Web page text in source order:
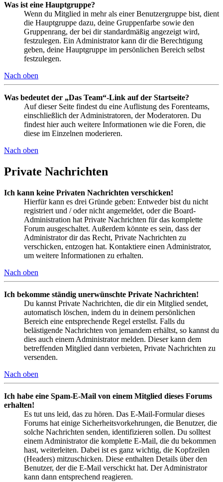
Was ist eine Hauptgruppe?
Wenn du Mitglied in mehr als einer Benutzergruppe bist, dient
die Hauptgruppe dazu, deine Gruppenfarbe sowie den
Gruppenrang, der bei dir standardmäßig angezeigt wird,
festzulegen. Ein Administrator kann dir die Berechtigung
geben, deine Hauptgruppe im persönlichen Bereich selbst
festzulegen.
Nach oben
Was bedeutet der „Das Team“-Link auf der Startseite?
Auf dieser Seite findest du eine Auflistung des Forenteams,
einschließlich der Administratoren, der Moderatoren. Du
findest hier auch weitere Informationen wie die Foren, die
diese im Einzelnen moderieren.
Nach oben
Private Nachrichten
Ich kann keine Privaten Nachrichten verschicken!
Hierfür kann es drei Gründe geben: Entweder bist du nicht
registriert und / oder nicht angemeldet, oder die Board-
Administration hat Private Nachrichten für das komplette
Forum ausgeschaltet. Außerdem könnte es sein, dass der
Administrator dir das Recht, Private Nachrichten zu
verschicken, entzogen hat. Kontaktiere einen Administrator,
um weitere Informationen zu erhalten.
Nach oben
Ich bekomme ständig unerwünschte Private Nachrichten!
Du kannst Private Nachrichten, die dir ein Mitglied sendet,
automatisch löschen, indem du in deinem persönlichen
Bereich eine entsprechende Regel erstellst. Falls du
belästigende Nachrichten von jemandem erhältst, so kannst du
dies auch einem Administrator melden. Dieser kann dem
betreffenden Mitglied dann verbieten, Private Nachrichten zu
versenden.
Nach oben
Ich habe eine Spam-E-Mail von einem Mitglied dieses Forums
erhalten!
Es tut uns leid, das zu hören. Das E-Mail-Formular dieses
Forums hat einige Sicherheitsvorkehrungen, die Benutzer, die
solche Nachrichten senden, identifizieren sollen. Du solltest
einem Administrator die komplette E-Mail, die du bekommen
hast, weiterleiten. Dabei ist es ganz wichtig, die Kopfzeilen
(Headers) mitzuschicken. Diese enthalten Details über den
Benutzer, der die E-Mail verschickt hat. Der Administrator
kann dann entsprechend reagieren.